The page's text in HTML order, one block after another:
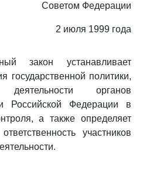
Советом Федерации
2 июля 1999 года
закон устанавливает
государственной политики,
органов
Российской Федерации в
а также определяет
участников